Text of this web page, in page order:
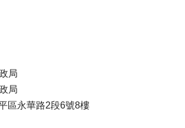
局
局
區永華路2段6號8樓